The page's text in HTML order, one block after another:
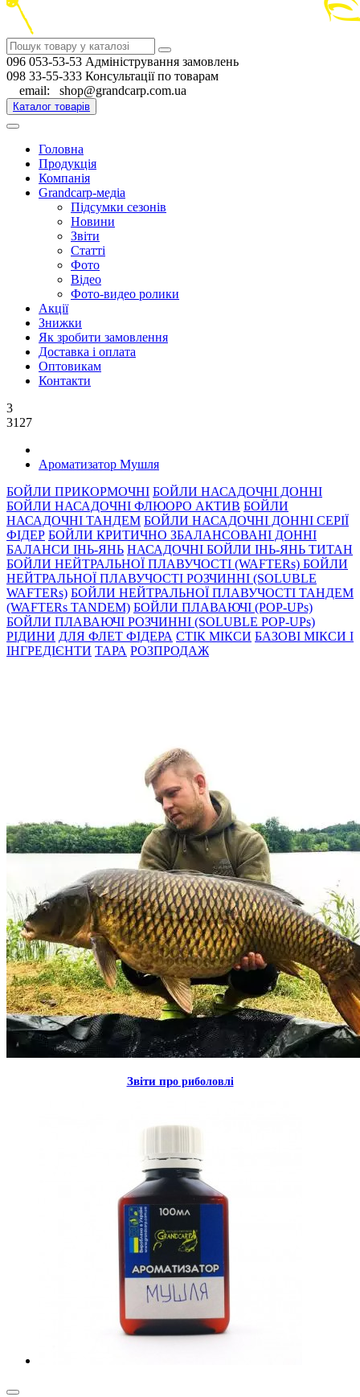
096 053-53-53 Адміністрування замовлень
098 33-55-333 Консультації по товарам
email: shop@grandcarp.com.ua
Каталог товарів
Головна
Продукція
Компанія
Grandcarp-медіа
Підсумки сезонів
Новини
Звіти
Статті
Фото
Відео
Фото-видео ролики
Акції
Знижки
Як зробити замовлення
Доставка і оплата
Оптовикам
Контакти
3
3127
Ароматизатор Мушля
БОЙЛИ ПРИКОРМОЧНI БОЙЛИ НАСАДОЧНI ДОННI
БОЙЛИ НАСАДОЧНІ ФЛЮОРО АКТИВ БОЙЛИ
НАСАДОЧНІ ТАНДЕМ БОЙЛИ НАСАДОЧНI ДОННI СЕРIÏ
ФIДЕР БОЙЛИ КРИТИЧНО ЗБАЛАНСОВАНІ ДОННІ
БАЛАНСИ ІНЬ-ЯНЬ НАСАДОЧНІ БОЙЛИ ІНЬ-ЯНЬ ТИТАН
БОЙЛИ НЕЙТРАЛЬНОÏ ПЛАВУЧОСТI (WAFTERs) БОЙЛИ
НЕЙТРАЛЬНОЇ ПЛАВУЧОСТІ РОЗЧИННІ (SOLUBLE
WAFTERs) БОЙЛИ НЕЙТРАЛЬНОЇ ПЛАВУЧОСТІ ТАНДЕМ
(WAFTERs TANDEM) БОЙЛИ ПЛАВАЮЧІ (POP-UPs)
БОЙЛИ ПЛАВАЮЧI РОЗЧИННI (SOLUBLE POP-UPs)
РIДИНИ ДЛЯ ФЛЕТ ФІДЕРА СТIК МIКСИ БАЗОВІ МІКСИ І
ІНГРЕДІЄНТИ ТАРА РОЗПРОДАЖ
Звiти про риболовлi